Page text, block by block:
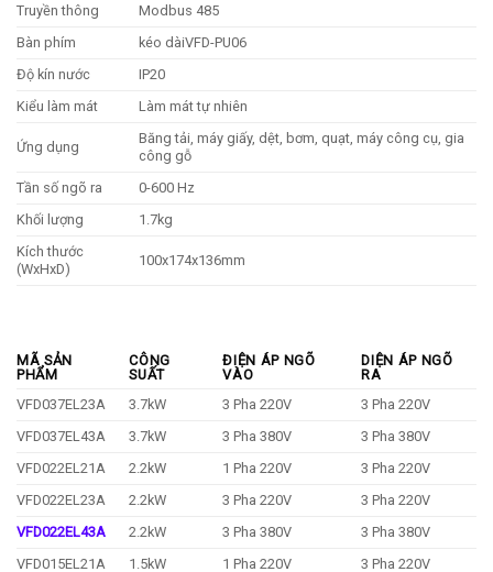
Truyền thông
Modbus 485
Bàn phím
kéo dàiVFD-PU06
Độ kín nước
IP20
Kiểu làm mát
Làm mát tự nhiên
Ứng dụng
Băng tải, máy giấy, dệt, bơm, quạt, máy công cụ, gia
công gỗ
Tần số ngõ ra
0-600 Hz
Khối lượng
1.7kg
Kích thước
(WxHxD)
100x174x136mm
MÃ SẢN
PHẨM
CÔNG
SUẤT
ĐIỆN ÁP NGÕ
VÀO
DIỆN ÁP NGÕ
RA
VFD037EL23A
3.7kW 3 Pha 220V
3 Pha 220V
VFD037EL43A
3.7kW 3 Pha 380V
3 Pha 380V
VFD022EL21A
2.2kW 1 Pha 220V
3 Pha 220V
VFD022EL23A
2.2kW 3 Pha 220V
3 Pha 220V
VFD022EL43A
2.2kW 3 Pha 380V
3 Pha 380V
VFD015EL21A
1.5kW 1 Pha 220V
3 Pha 220V